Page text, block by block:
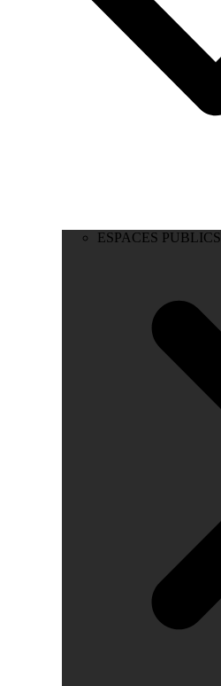
ESPACES PUBLICS